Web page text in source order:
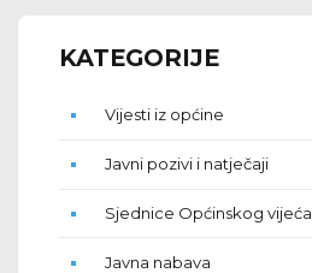
KATEGORIJE
Vijesti iz općine
Javni pozivi i natječaji
Sjednice Općinskog vijeća
Javna nabava